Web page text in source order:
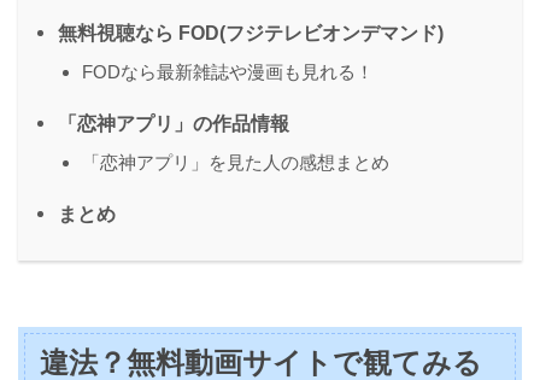
無料視聴なら FOD(フジテレビオンデマンド)
FODなら最新雑誌や漫画も見れる！
「恋神アプリ」の作品情報
「恋神アプリ」を見た人の感想まとめ
まとめ
違法？無料動画サイトで観てみる